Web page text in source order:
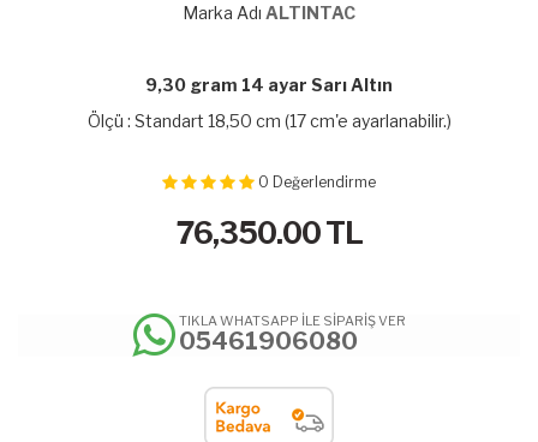
Marka Adı ALTINTAC
9,30 gram 14 ayar Sarı Altın
Ölçü : Standart 18,50 cm (17 cm'e ayarlanabilir.)
0 Değerlendirme
76,350.00TL
TIKLA WHATSAPP İLE SİPARİŞ VER
05461906080